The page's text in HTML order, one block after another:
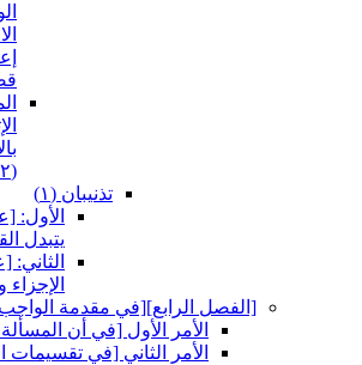
(٢)
تذنيبان (١)
الأول:
يتبدل
الثاني:
الإجزاء
[الفصل الرابع‏][في مقدمة
الأمر الأول‏ [في أن
الأمر الثاني‏ [في تقسيمات